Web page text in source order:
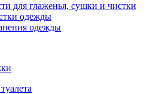
для глаженья, сушки и чистки
одежды
одежды